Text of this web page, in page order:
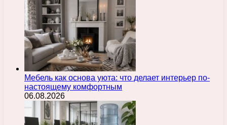
Мебель как основа уюта: что делает интерьер по-
настоящему комфортным
06.08.2026